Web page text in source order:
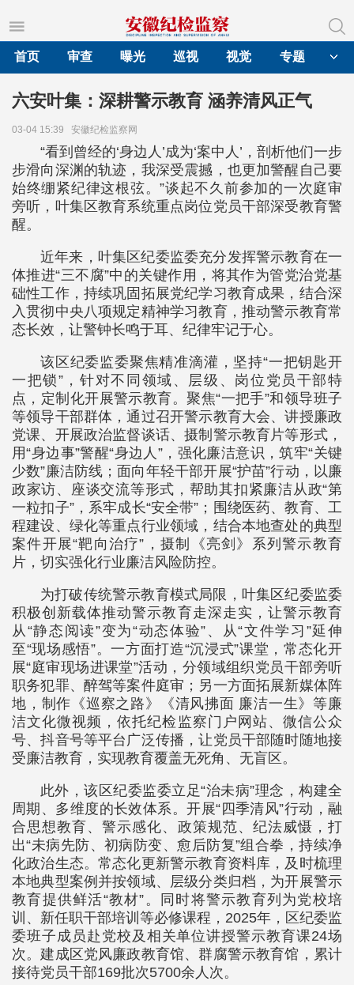
首页
审查 曝光 巡视 视觉 专题
六安叶集：深耕警示教育 涵养清风正气
03-04 15:39 安徽纪检监察网
“看到曾经的‘身边人’成为‘案中人’，剖析他们一步
步滑向深渊的轨迹，我深受震撼，也更加警醒自己要
始终绷紧纪律这根弦。”谈起不久前参加的一次庭审
旁听，叶集区教育系统重点岗位党员干部深受教育警
醒。
近年来，叶集区纪委监委充分发挥警示教育在一
体推进“三不腐”中的关键作用，将其作为管党治党基
础性工作，持续巩固拓展党纪学习教育成果，结合深
入贯彻中央八项规定精神学习教育，推动警示教育常
态长效，让警钟长鸣于耳、纪律牢记于心。
该区纪委监委聚焦精准滴灌，坚持“一把钥匙开
一把锁”，针对不同领域、层级、岗位党员干部特
点，定制化开展警示教育。聚焦“一把手”和领导班子
等领导干部群体，通过召开警示教育大会、讲授廉政
党课、开展政治监督谈话、摄制警示教育片等形式，
用“身边事”警醒“身边人”，强化廉洁意识，筑牢“关键
少数”廉洁防线；面向年轻干部开展“护苗”行动，以廉
政家访、座谈交流等形式，帮助其扣紧廉洁从政“第
一粒扣子”，系牢成长“安全带”；围绕医药、教育、工
程建设、绿化等重点行业领域，结合本地查处的典型
案件开展“靶向治疗”，摄制《亮剑》系列警示教育
片，切实强化行业廉洁风险防控。
为打破传统警示教育模式局限，叶集区纪委监委
积极创新载体推动警示教育走深走实，让警示教育
从“静态阅读”变为“动态体验”、从“文件学习”延伸
至“现场感悟”。一方面打造“沉浸式”课堂，常态化开
展“庭审现场进课堂”活动，分领域组织党员干部旁听
职务犯罪、醉驾等案件庭审；另一方面拓展新媒体阵
地，制作《巡察之路》《清风拂面 廉洁一生》等廉
洁文化微视频，依托纪检监察门户网站、微信公众
号、抖音号等平台广泛传播，让党员干部随时随地接
受廉洁教育，实现教育覆盖无死角、无盲区。
此外，该区纪委监委立足“治未病”理念，构建全
周期、多维度的长效体系。开展“四季清风”行动，融
合思想教育、警示感化、政策规范、纪法威慑，打
出“未病先防、初病防变、愈后防复”组合拳，持续净
化政治生态。常态化更新警示教育资料库，及时梳理
本地典型案例并按领域、层级分类归档，为开展警示
教育提供鲜活“教材”。同时将警示教育列为党校培
训、新任职干部培训等必修课程，2025年，区纪委监
委班子成员赴党校及相关单位讲授警示教育课24场
次。建成区党风廉政教育馆、群腐警示教育馆，累计
接待党员干部169批次5700余人次。